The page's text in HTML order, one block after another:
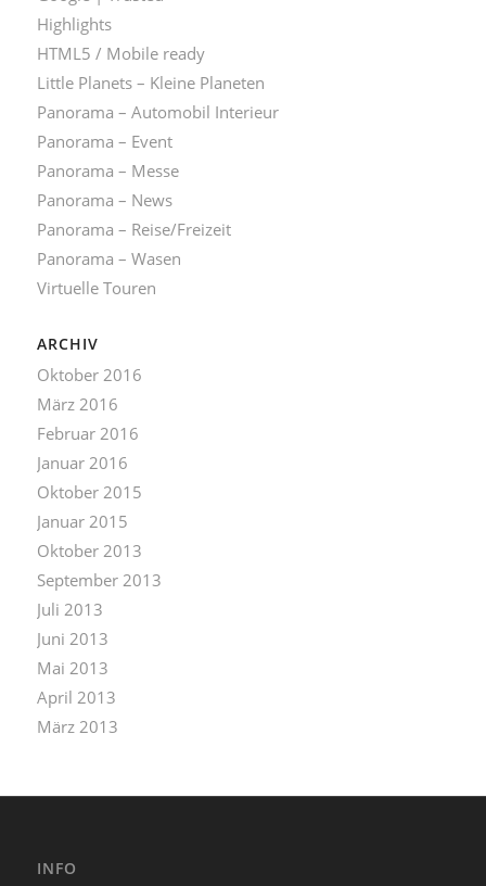
Highlights
HTML5 / Mobile ready
Little Planets – Kleine Planeten
Panorama – Automobil Interieur
Panorama – Event
Panorama – Messe
Panorama – News
Panorama – Reise/Freizeit
Panorama – Wasen
Virtuelle Touren
ARCHIV
Oktober 2016
März 2016
Februar 2016
Januar 2016
Oktober 2015
Januar 2015
Oktober 2013
September 2013
Juli 2013
Juni 2013
Mai 2013
April 2013
März 2013
INFO